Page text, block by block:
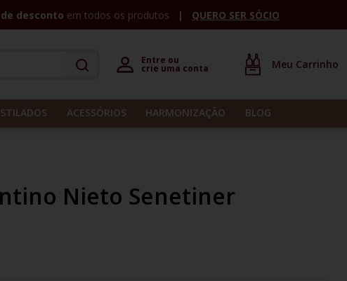
de desconto em todos os produtos QUERO SER SÓCIO
Entre ou
crie uma conta
ACESSÓRIOS HARMONIZAÇÃO BLOG
Nieto Senetiner